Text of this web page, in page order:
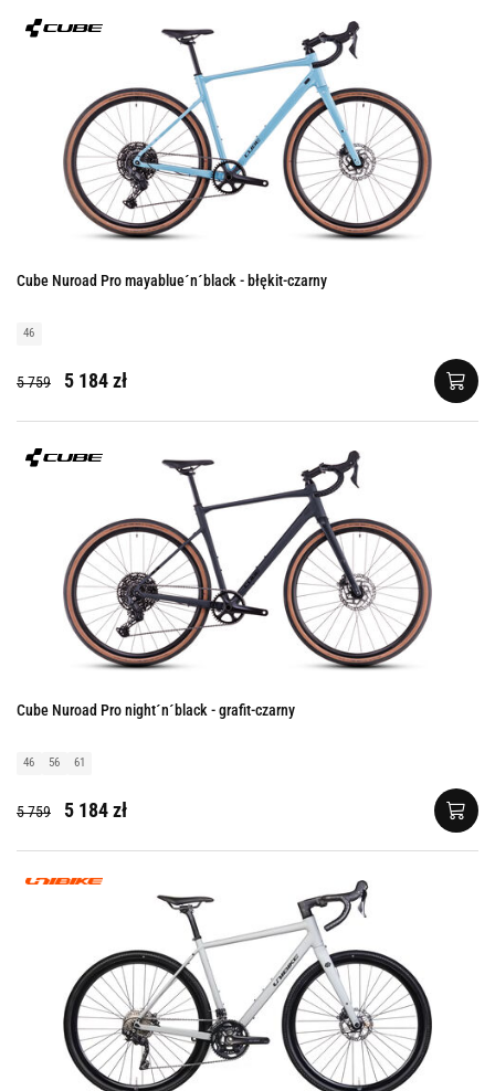
Cube Nuroad Pro mayablue´n´black - błękit-czarny
46
5 759 5 184 zł
Cube Nuroad Pro night´n´black - grafit-czarny
46 56 61
5 759 5 184 zł